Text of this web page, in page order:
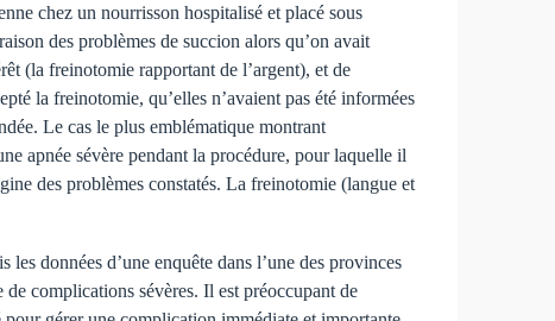
chez un nourrisson hospitalisé et placé sous
des problèmes de succion alors qu’on avait
(la freinotomie rapportant de l’argent), et de
la freinotomie, qu’elles n’avaient pas été informées
Le cas le plus emblématique montrant
apnée sévère pendant la procédure, pour laquelle il
des problèmes constatés. La freinotomie (langue et
données d’une enquête dans l’une des provinces
complications sévères. Il est préoccupant de